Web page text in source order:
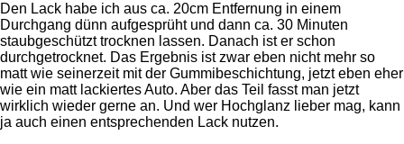
Den Lack habe ich aus ca. 20cm Entfernung in einem
Durchgang dünn aufgesprüht und dann ca. 30 Minuten
staubgeschützt trocknen lassen. Danach ist er schon
durchgetrocknet. Das Ergebnis ist zwar eben nicht mehr so
matt wie seinerzeit mit der Gummibeschichtung, jetzt eben eher
wie ein matt lackiertes Auto. Aber das Teil fasst man jetzt
wirklich wieder gerne an. Und wer Hochglanz lieber mag, kann
ja auch einen entsprechenden Lack nutzen.